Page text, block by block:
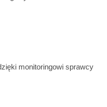
monitoringowi sprawcy